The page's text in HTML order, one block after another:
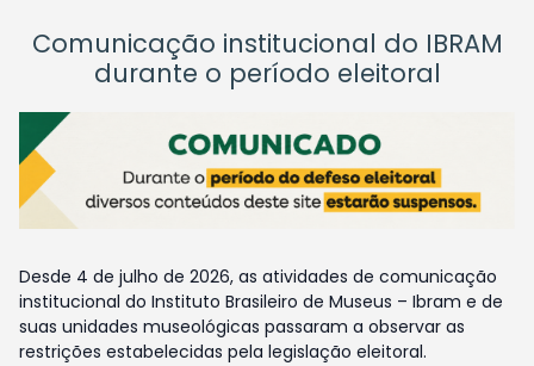
Comunicação institucional do IBRAM
durante o período eleitoral
Desde 4 de julho de 2026, as atividades de comunicação
institucional do Instituto Brasileiro de Museus – Ibram e de
suas unidades museológicas passaram a observar as
restrições estabelecidas pela legislação eleitoral.